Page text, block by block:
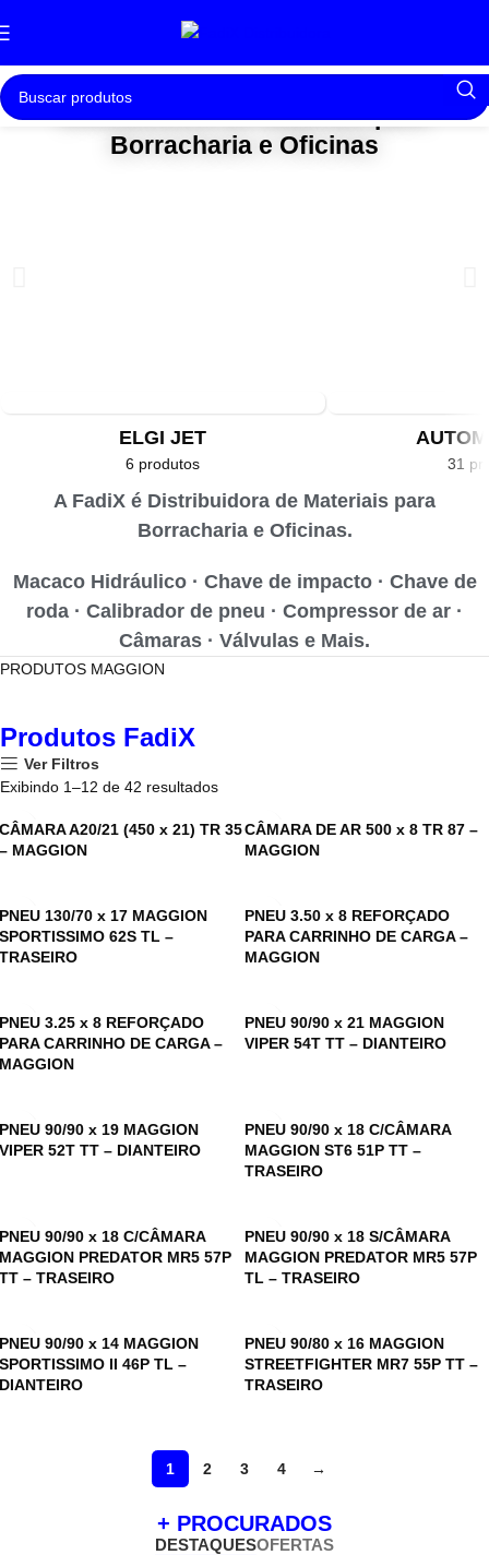
Distribuidora de Materiais para
Borracharia e Oficinas
ELGI JET
6 produtos 31
A FadiX é Distribuidora de Materiais para
Borracharia e Oficinas.
Macaco Hidráulico · Chave de impacto · Chave de
roda · Calibrador de pneu · Compressor de ar ·
Câmaras · Válvulas e Mais.
PRODUTOS MAGGION
Produtos FadiX
Ver Filtros
Exibindo 1–12 de 42 resultados
CÂMARA A20/21 (450 x 21) TR 35
– MAGGION
CÂMARA DE AR 500 x 8 TR 87 –
MAGGION
PNEU 130/70 x 17 MAGGION
SPORTISSIMO 62S TL –
TRASEIRO
PNEU 3.50 x 8 REFORÇADO
PARA CARRINHO DE CARGA –
MAGGION
PNEU 3.25 x 8 REFORÇADO
PARA CARRINHO DE CARGA –
MAGGION
PNEU 90/90 x 21 MAGGION
VIPER 54T TT – DIANTEIRO
PNEU 90/90 x 19 MAGGION
VIPER 52T TT – DIANTEIRO
PNEU 90/90 x 18 C/CÂMARA
MAGGION ST6 51P TT –
TRASEIRO
PNEU 90/90 x 18 C/CÂMARA
MAGGION PREDATOR MR5 57P
TT – TRASEIRO
PNEU 90/90 x 18 S/CÂMARA
MAGGION PREDATOR MR5 57P
TL – TRASEIRO
PNEU 90/90 x 14 MAGGION
SPORTISSIMO II 46P TL –
DIANTEIRO
PNEU 90/80 x 16 MAGGION
STREETFIGHTER MR7 55P TT –
TRASEIRO
1 2 3 4 →
+ PROCURADOS
DESTAQUESOFERTAS